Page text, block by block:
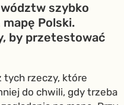
szybko
Polski.
by przetestować
rzeczy, które
do chwili, gdy trzeba